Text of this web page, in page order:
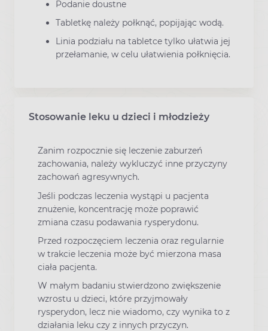
Podanie doustne
Tabletkę należy połknąć, popijając wodą.
Linia podziału na tabletce tylko ułatwia jej
przełamanie, w celu ułatwienia połknięcia.
Stosowanie leku u dzieci i młodzieży
Zanim rozpocznie się leczenie zaburzeń
zachowania, należy wykluczyć inne przyczyny
zachowań agresywnych.
Jeśli podczas leczenia wystąpi u pacjenta
znużenie, koncentrację może poprawić
zmiana czasu podawania rysperydonu.
Przed rozpoczęciem leczenia oraz regularnie
w trakcie leczenia może być mierzona masa
ciała pacjenta.
W małym badaniu stwierdzono zwiększenie
wzrostu u dzieci, które przyjmowały
rysperydon, lecz nie wiadomo, czy wynika to z
działania leku czy z innych przyczyn.